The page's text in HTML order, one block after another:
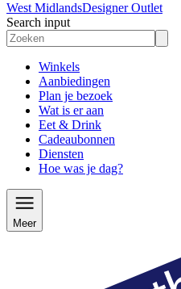
West MidlandsDesigner Outlet
Search input
Winkels
Aanbiedingen
Plan je bezoek
Wat is er aan
Eet & Drink
Cadeaubonnen
Diensten
Hoe was je dag?
Meer